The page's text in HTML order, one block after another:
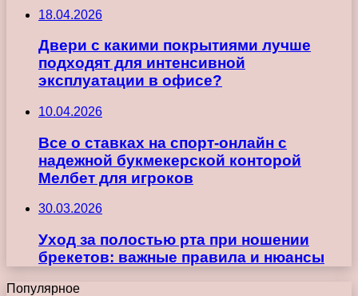
18.04.2026
Двери с какими покрытиями лучше
подходят для интенсивной
эксплуатации в офисе?
10.04.2026
Все о ставках на спорт-онлайн с
надежной букмекерской конторой
Мелбет для игроков
30.03.2026
Уход за полостью рта при ношении
брекетов: важные правила и нюансы
Популярное